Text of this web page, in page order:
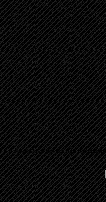
© 2003 - 2026 MetalRus.